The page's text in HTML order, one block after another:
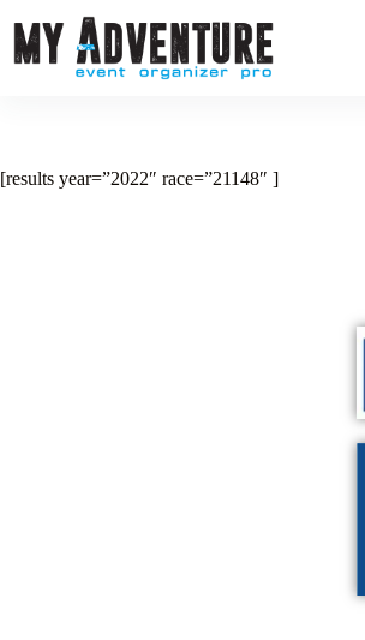
[results year=”2022″ race=”21148″ ]